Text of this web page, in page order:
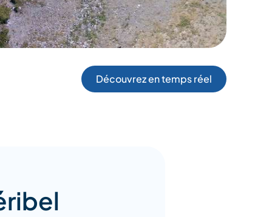
Découvrez en temps réel